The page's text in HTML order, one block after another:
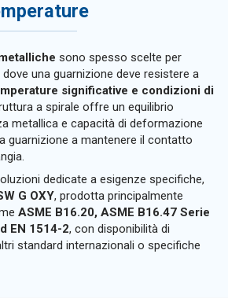
sono spesso scelte per
una guarnizione deve resistere a
significative e condizioni di
a spirale offre un equilibrio
metallica e capacità di deformazione
guarnizione a mantenere il contatto
dedicate a esigenze specifiche,
G OXY, prodotta principalmente
ASME B16.20, ASME B16.47 Serie
EN 1514-2, con disponibilità di
standard internazionali o specifiche